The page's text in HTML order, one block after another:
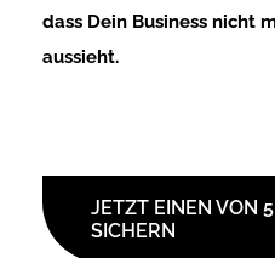
dass Dein Business nicht
aussieht.
JETZT EINEN VON
SICHERN